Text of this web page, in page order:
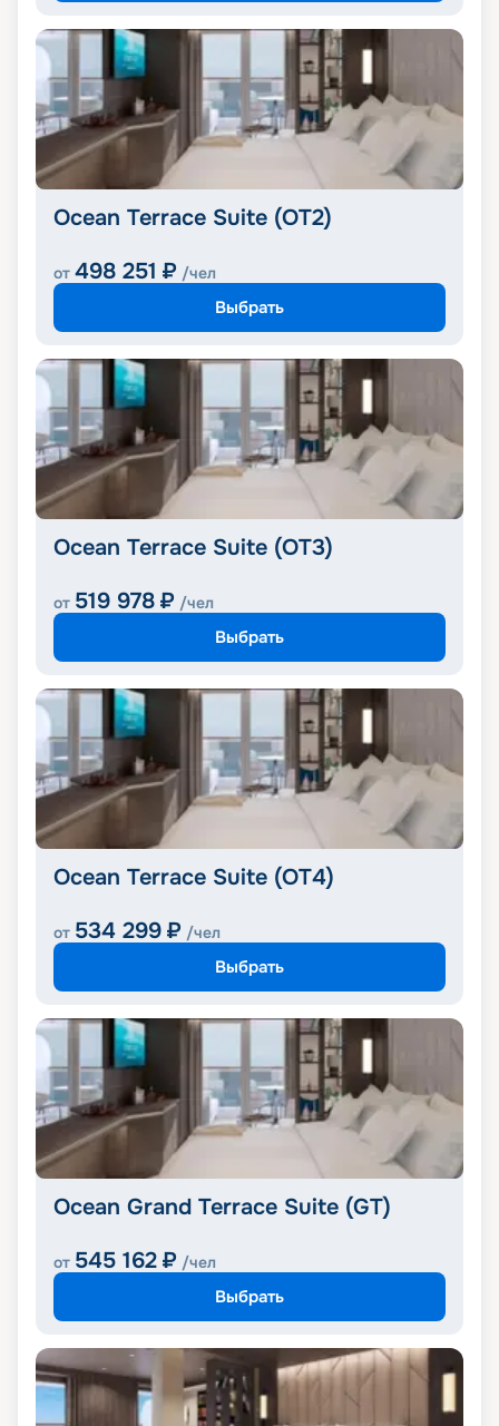
Ocean Terrace Suite (OT2)
от 498 251 ₽ /чел
Выбрать
Ocean Terrace Suite (OT3)
от 519 978 ₽ /чел
Выбрать
Ocean Terrace Suite (OT4)
от 534 299 ₽ /чел
Выбрать
Ocean Grand Terrace Suite (GT)
от 545 162 ₽ /чел
Выбрать